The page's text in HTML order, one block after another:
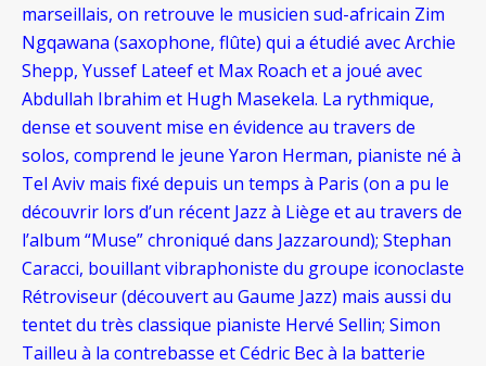
marseillais, on retrouve le musicien sud-africain Zim
Ngqawana (saxophone, flûte) qui a étudié avec Archie
Shepp, Yussef Lateef et Max Roach et a joué avec
Abdullah Ibrahim et Hugh Masekela. La rythmique,
dense et souvent mise en évidence au travers de
solos, comprend le jeune Yaron Herman, pianiste né à
Tel Aviv mais fixé depuis un temps à Paris (on a pu le
découvrir lors d’un récent Jazz à Liège et au travers de
l’album “Muse” chroniqué dans Jazzaround); Stephan
Caracci, bouillant vibraphoniste du groupe iconoclaste
Rétroviseur (découvert au Gaume Jazz) mais aussi du
tentet du très classique pianiste Hervé Sellin; Simon
Tailleu à la contrebasse et Cédric Bec à la batterie